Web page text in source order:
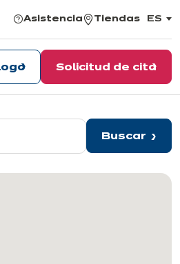
Asistencia Tiendas ES
,
Solicitud de cita
Buscar